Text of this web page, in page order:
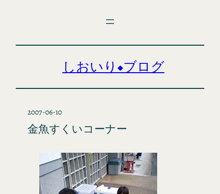
しおいり◆ブログ
2007-06-10
金魚すくいコーナー